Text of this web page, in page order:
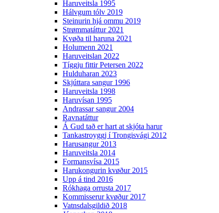
Haruveitsla 1995
Hálvgum tólv 2019
Steinurin hjá ommu 2019
Strømmatáttur 2021
Kvøða til haruna 2021
Holumenn 2021
Haruveitslan 2022
Tíggju fittir Petersen 2022
Hulduharan 2023
Skjúttara sangur 1996
Haruveitsla 1998
Haruvísan 1995
Andrassar sangur 2004
Ravnatáttur
Á Gud tað er hart at skjóta harur
Tankastroyggj í Trongisvági 2012
Harusangur 2013
Haruveitsla 2014
Formansvísa 2015
Harukongurin kvøður 2015
Upp á tind 2016
Rókhaga orrusta 2017
Kommisserur kvøður 2017
Vatnsdalsgildið 2018